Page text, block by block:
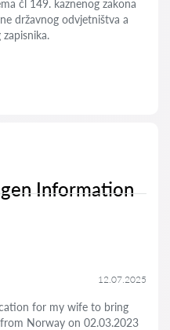
čl 149. kaznenog zakona
državnog odvjetništva a
Information
12.07.2025
for my wife to bring
Norway on 02.03.2023